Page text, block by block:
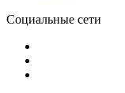
Социальные сети